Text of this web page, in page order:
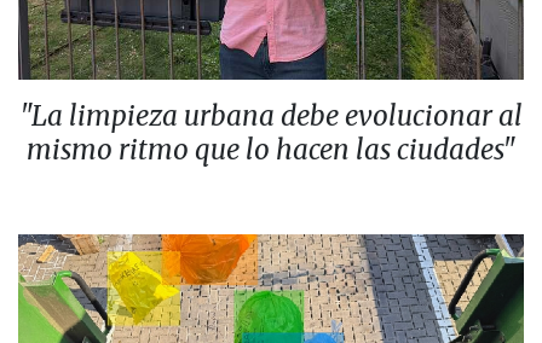
"La limpieza urbana debe evolucionar al
mismo ritmo que lo hacen las ciudades"